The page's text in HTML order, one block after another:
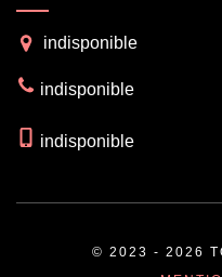
indisponible
indisponible
indisponible
© 2023 - 2026